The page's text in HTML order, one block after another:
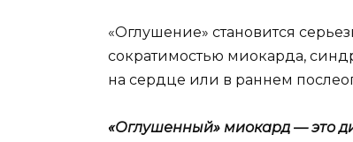
«Оглушение» становится
сократимостью миокарда,
на сердце или в раннем
«Оглушенный» миокард — это